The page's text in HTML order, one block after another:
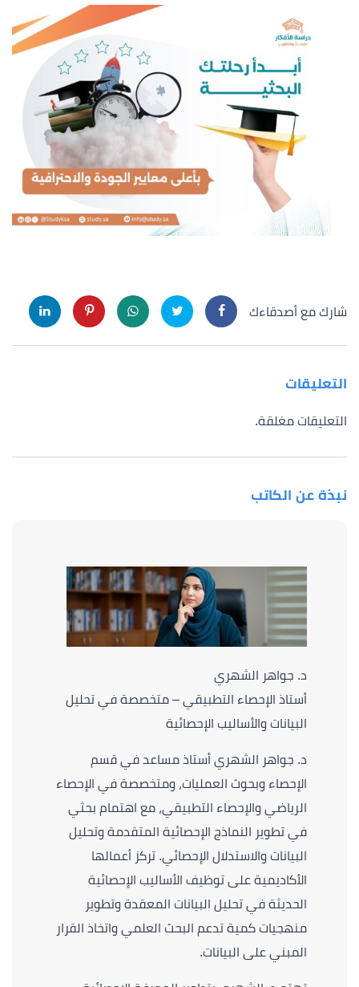
شارك مع أصدقاءك
التعليقات
التعليقات مغلقة.
نبذة عن الكاتب
د. جواهر الشهري
أستاذ الإحصاء التطبيقي – متخصصة في تحليل
البيانات والأساليب الإحصائية
د. جواهر الشهري أستاذ مساعد في قسم
الإحصاء وبحوث العمليات، ومتخصصة في الإحصاء
الرياضي والإحصاء التطبيقي، مع اهتمام بحثي
في تطوير النماذج الإحصائية المتقدمة وتحليل
البيانات والاستدلال الإحصائي. تركز أعمالها
الأكاديمية على توظيف الأساليب الإحصائية
الحديثة في تحليل البيانات المعقدة وتطوير
منهجيات كمية تدعم البحث العلمي واتخاذ القرار
المبني على البيانات.